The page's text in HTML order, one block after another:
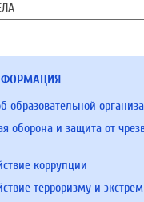
образовательной
оборона и защита от
коррупции
терроризму и